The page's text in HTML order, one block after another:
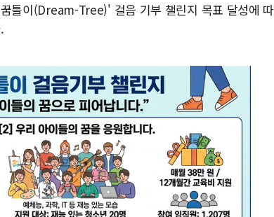
틀이(Dream-Tree)' 걸음 기부 챌린지 목표 달성에 따